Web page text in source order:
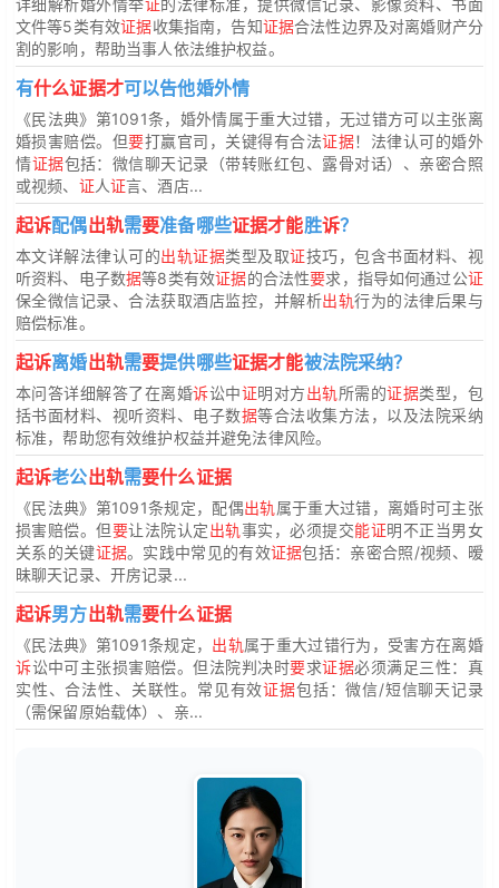
详细解析婚外情举证的法律标准，提供微信记录、影像资料、书面
文件等5类有效证据收集指南，告知证据合法性边界及对离婚财产分
割的影响，帮助当事人依法维护权益。
有什么证据才可以告他婚外情
《民法典》第1091条，婚外情属于重大过错，无过错方可以主张离
婚损害赔偿。但要打赢官司，关键得有合法证据！法律认可的婚外
情证据包括：微信聊天记录（带转账红包、露骨对话）、亲密合照
或视频、 证人证言、酒店...
起诉配偶出轨需要准备哪些证据才能胜诉？
本文详解法律认可的出轨证据类型及取证技巧，包含书面材料、视
听资料、电子数据等8类有效证据的合法性要求，指导如何通过公证
保全微信记录、合法获取酒店监控，并解析出轨行为的法律后果与
赔偿标准。
起诉离婚出轨需要提供哪些证据才能被法院采纳？
本问答详细解答了在离婚诉讼中证明对方出轨 所需的证据类型，包
括书面材料、视听资料、电子数据等合法收集方法，以及法院采纳
标准，帮助您有效维护权益并避免法律风险。
起诉老公出轨需要什么证据
《民法典》第1091条规定，配偶出轨 属于重大过错，离婚时可主张
损害赔偿。但要让法院认定出轨事实，必须提交能证明不正当男女
关系的关键证据。实践中常见的有效证据包括：亲密合照/视频、暧
昧聊天记录、开房记录...
起诉男方出轨需要什么证据
《民法典》第1091条规定， 出轨属于重大过错行为，受害方在离婚
诉讼中可主张损害赔偿。但法院判决时要求证据必须满足三性：真
实性、合法性、关联性。常见有效证据包括：微信/短信聊天记录
（需保留原始载体）、亲...